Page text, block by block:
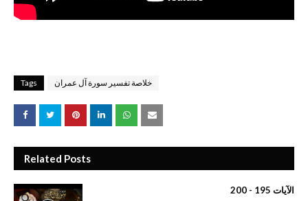
Tags خلاصة تفسير سورة آل عمران
Related Posts
الآيات 195 - 200